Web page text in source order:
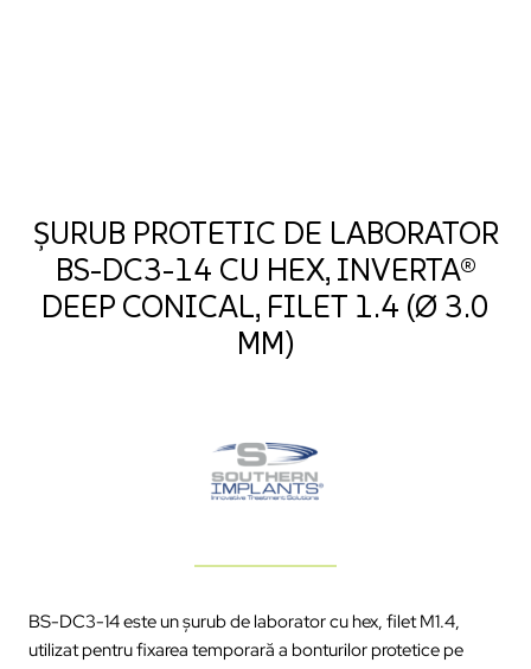
ȘURUB PROTETIC DE LABORATOR
BS-DC3-14 CU HEX, INVERTA®
DEEP CONICAL, FILET 1.4 (Ø 3.0
MM)
BS-DC3-14 este un șurub de laborator cu hex, filet M1.4,
utilizat pentru fixarea temporară a bonturilor protetice pe